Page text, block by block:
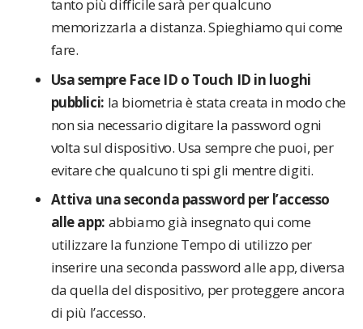
tanto più difficile sarà per qualcuno
memorizzarla a distanza. Spieghiamo qui come
fare.
Usa sempre Face ID o Touch ID in luoghi
pubblici: la biometria è stata creata in modo che
non sia necessario digitare la password ogni
volta sul dispositivo. Usa sempre che puoi, per
evitare che qualcuno ti spi gli mentre digiti.
Attiva una seconda password per l’accesso
alle app: abbiamo già insegnato qui come
utilizzare la funzione Tempo di utilizzo per
inserire una seconda password alle app, diversa
da quella del dispositivo, per proteggere ancora
di più l’accesso.